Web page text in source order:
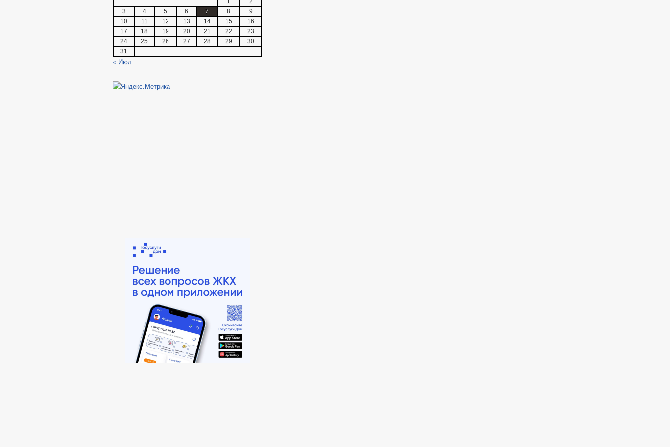
1
2
3
4 5 6 7 8
9
10
11 12 13 14 15
16
17
18 19 20 21 22
23
24
25 26 27 28 29
30
31
« Июл